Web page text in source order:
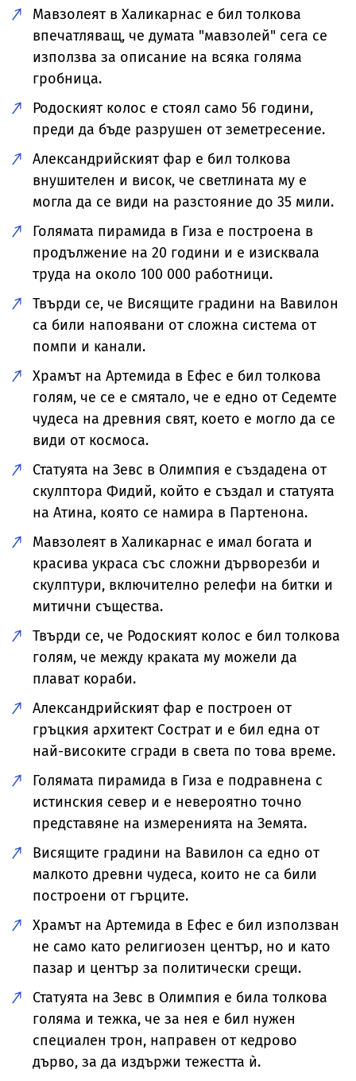
Мавзолеят в Халикарнас е бил толкова
впечатляващ, че думата "мавзолей" сега се
използва за описание на всяка голяма
гробница.
Родоският колос е стоял само 56 години,
преди да бъде разрушен от земетресение.
Александрийският фар е бил толкова
внушителен и висок, че светлината му е
могла да се види на разстояние до 35 мили.
Голямата пирамида в Гиза е построена в
продължение на 20 години и е изисквала
труда на около 100 000 работници.
Твърди се, че Висящите градини на Вавилон
са били напоявани от сложна система от
помпи и канали.
Храмът на Артемида в Ефес е бил толкова
голям, че се е смятало, че е едно от Седемте
чудеса на древния свят, което е могло да се
види от космоса.
Статуята на Зевс в Олимпия е създадена от
скулптора Фидий, който е създал и статуята
на Атина, която се намира в Партенона.
Мавзолеят в Халикарнас е имал богата и
красива украса със сложни дърворезби и
скулптури, включително релефи на битки и
митични същества.
Твърди се, че Родоският колос е бил толкова
голям, че между краката му можели да
плават кораби.
Александрийският фар е построен от
гръцкия архитект Сострат и е бил една от
най-високите сгради в света по това време.
Голямата пирамида в Гиза е подравнена с
истинския север и е невероятно точно
представяне на измеренията на Земята.
Висящите градини на Вавилон са едно от
малкото древни чудеса, които не са били
построени от гърците.
Храмът на Артемида в Ефес е бил използван
не само като религиозен център, но и като
пазар и център за политически срещи.
Статуята на Зевс в Олимпия е била толкова
голяма и тежка, че за нея е бил нужен
специален трон, направен от кедрово
дърво, за да издържи тежестта ѝ.